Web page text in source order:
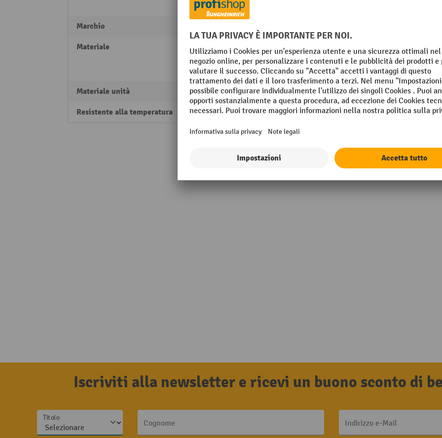
Universale
Marchio
Materiale
Alluminio
Granulato in ossido di alluminio su
materiale di supporto in PVC
Materiale unità Taglio
Resistente alla temperatura -40 - 80 °C
Valore antiscivolo
Mostra tutti i dettagli tecnici
Iscriviti alla newsletter e ricevi un buono sconto di
Titolo
Cognome Indirizzo e-Mail